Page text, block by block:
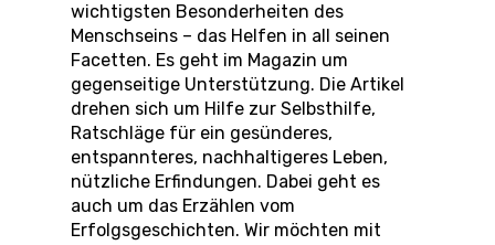
wichtigsten Besonderheiten des
Menschseins – das Helfen in all seinen
Facetten. Es geht im Magazin um
gegenseitige Unterstützung. Die Artikel
drehen sich um Hilfe zur Selbsthilfe,
Ratschläge für ein gesünderes,
entspannteres, nachhaltigeres Leben,
nützliche Erfindungen. Dabei geht es
auch um das Erzählen vom
Erfolgsgeschichten. Wir möchten mit